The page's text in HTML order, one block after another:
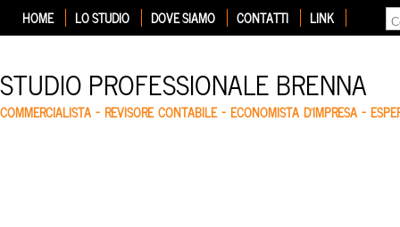
HOME LO STUDIO DOVE SIAMO CONTATTI LINK
STUDIO PROFESSIONALE BRENNA
COMMERCIALISTA – REVISORE CONTABILE – ECONOMISTA D'IMPRESA –